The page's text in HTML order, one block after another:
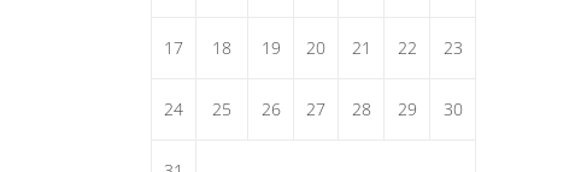
17 18 19 20 21 22 23
24 25 26 27 28 29 30